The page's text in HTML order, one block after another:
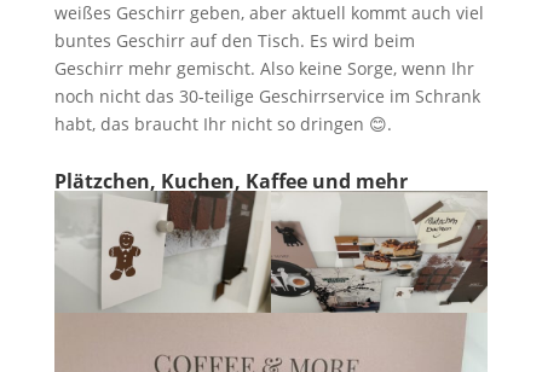
weißes Geschirr geben, aber aktuell kommt auch viel
buntes Geschirr auf den Tisch. Es wird beim
Geschirr mehr gemischt. Also keine Sorge, wenn Ihr
noch nicht das 30-teilige Geschirrservice im Schrank
habt, das braucht Ihr nicht so dringen 😊.
Plätzchen, Kuchen, Kaffee und mehr